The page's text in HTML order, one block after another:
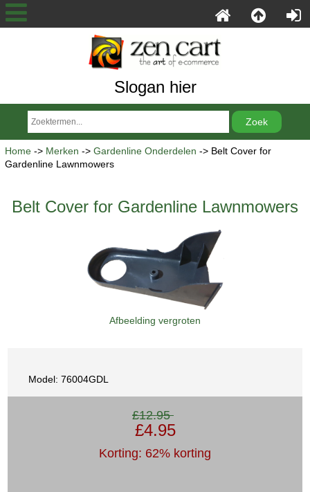
Slogan hier
Home-> Merken -> Gardenline Onderdelen -> Belt Cover for
Gardenline Lawnmowers
Belt Cover for Gardenline Lawnmowers
Afbeelding vergroten
Model: 76004GDL
£12.95
£4.95
Korting: 62% korting